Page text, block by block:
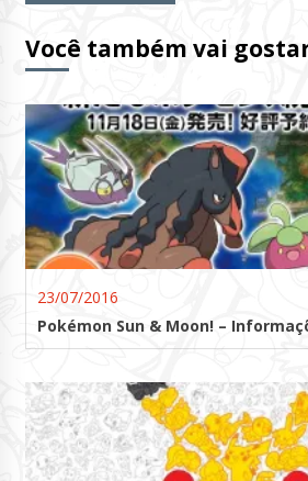
Você também vai
23/07/2016
Pokémon Sun & Moon! –